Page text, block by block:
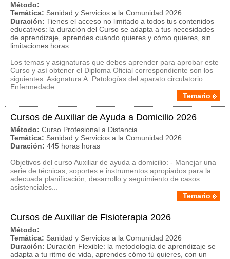
Método:
Temática: Sanidad y Servicios a la Comunidad 2026
Duración: Tienes el acceso no limitado a todos tus contenidos
educativos: la duración del Curso se adapta a tus necesidades
de aprendizaje, aprendes cuándo quieres y cómo quieres, sin
limitaciones horas
Los temas y asignaturas que debes aprender para aprobar este
Curso y así obtener el Diploma Oficial correspondiente son los
siguientes: Asignatura A. Patologías del aparato circulatorio.
Enfermedade...
Temario
Cursos de Auxiliar de Ayuda a Domicilio 2026
Método: Curso Profesional a Distancia
Temática: Sanidad y Servicios a la Comunidad 2026
Duración: 445 horas horas
Objetivos del curso Auxiliar de ayuda a domicilio: - Manejar una
serie de técnicas, soportes e instrumentos apropiados para la
adecuada planificación, desarrollo y seguimiento de casos
asistenciales...
Temario
Cursos de Auxiliar de Fisioterapia 2026
Método:
Temática: Sanidad y Servicios a la Comunidad 2026
Duración: Duración Flexible: la metodología de aprendizaje se
adapta a tu ritmo de vida, aprendes cómo tú quieres, con un